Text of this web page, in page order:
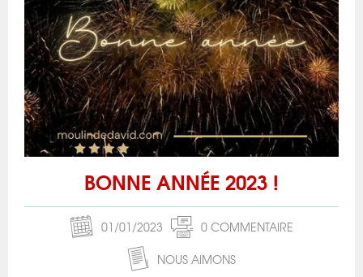
BONNE ANNÉE 2023 !
01/01/2023
0 COMMENTAIRE
NOUS AIMONS